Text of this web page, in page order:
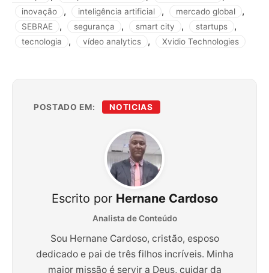
inovação , inteligência artificial , mercado global ,
SEBRAE , segurança , smart city , startups ,
tecnologia , vídeo analytics , Xvidio Technologies
POSTADO EM: NOTICIAS
Escrito por Hernane Cardoso
Analista de Conteúdo
Sou Hernane Cardoso, cristão, esposo
dedicado e pai de três filhos incríveis. Minha
maior missão é servir a Deus, cuidar da